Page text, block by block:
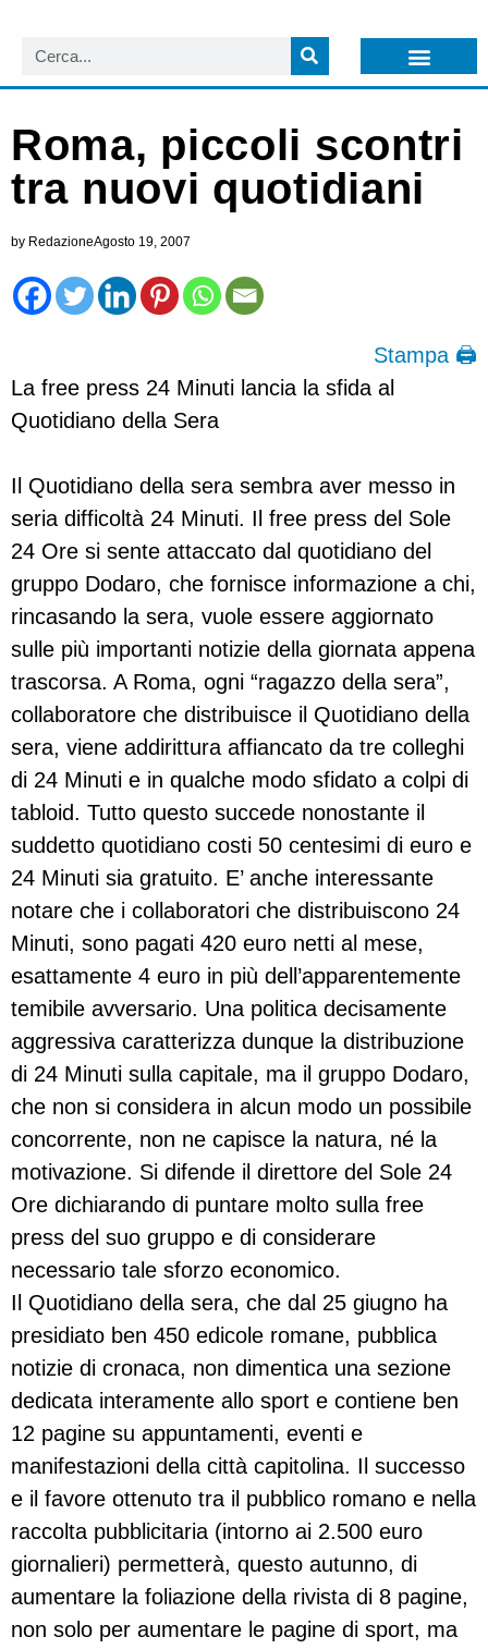
Roma, piccoli scontri
tra nuovi quotidiani
by RedazioneAgosto 19, 2007
Stampa 🖨
La free press 24 Minuti lancia la sfida al
Quotidiano della Sera
Il Quotidiano della sera sembra aver messo in
seria difficoltà 24 Minuti. Il free press del Sole
24 Ore si sente attaccato dal quotidiano del
gruppo Dodaro, che fornisce informazione a chi,
rincasando la sera, vuole essere aggiornato
sulle più importanti notizie della giornata appena
trascorsa. A Roma, ogni “ragazzo della sera”,
collaboratore che distribuisce il Quotidiano della
sera, viene addirittura affiancato da tre colleghi
di 24 Minuti e in qualche modo sfidato a colpi di
tabloid. Tutto questo succede nonostante il
suddetto quotidiano costi 50 centesimi di euro e
24 Minuti sia gratuito. E’ anche interessante
notare che i collaboratori che distribuiscono 24
Minuti, sono pagati 420 euro netti al mese,
esattamente 4 euro in più dell’apparentemente
temibile avversario. Una politica decisamente
aggressiva caratterizza dunque la distribuzione
di 24 Minuti sulla capitale, ma il gruppo Dodaro,
che non si considera in alcun modo un possibile
concorrente, non ne capisce la natura, né la
motivazione. Si difende il direttore del Sole 24
Ore dichiarando di puntare molto sulla free
press del suo gruppo e di considerare
necessario tale sforzo economico.
Il Quotidiano della sera, che dal 25 giugno ha
presidiato ben 450 edicole romane, pubblica
notizie di cronaca, non dimentica una sezione
dedicata interamente allo sport e contiene ben
12 pagine su appuntamenti, eventi e
manifestazioni della città capitolina. Il successo
e il favore ottenuto tra il pubblico romano e nella
raccolta pubblicitaria (intorno ai 2.500 euro
giornalieri) permetterà, questo autunno, di
aumentare la foliazione della rivista di 8 pagine,
non solo per aumentare le pagine di sport, ma